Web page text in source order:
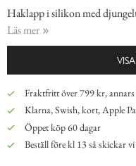
Haklapp i silikon med
Läs mer
Fraktfritt över 799 kr,
Klarna, Swish, kort, Apple
Öppet köp 60 dagar
Beställ före kl 13 så skickar